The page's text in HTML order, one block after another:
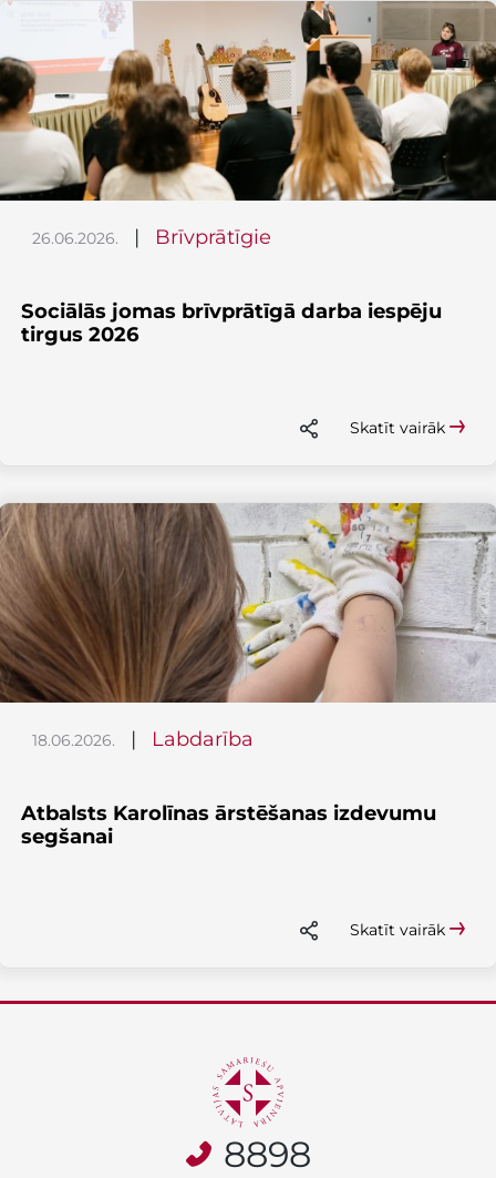
26.06.2026. | Brīvprātīgie
Sociālās jomas brīvprātīgā darba iespēju
tirgus 2026
Skatīt vairāk
18.06.2026. | Labdarība
Atbalsts Karolīnas ārstēšanas izdevumu
segšanai
Skatīt vairāk
8898